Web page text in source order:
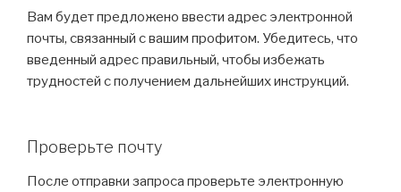
Вам будет предложено ввести адрес электронной
почты, связанный с вашим профитом. Убедитесь, что
введенный адрес правильный, чтобы избежать
трудностей с получением дальнейших инструкций.
Проверьте почту
После отправки запроса проверьте электронную